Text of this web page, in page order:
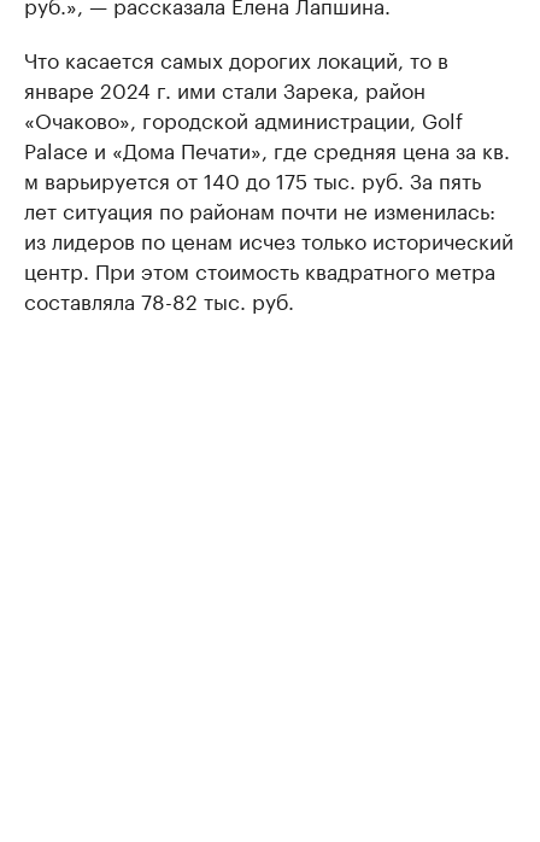
Что касается самых дорогих локаций, то в
январе 2024 г. ими стали Зарека, район
«Очаково», городской администрации, Golf
Palace и «Дома Печати», где средняя цена за кв.
м варьируется от 140 до 175 тыс. руб. За пять
лет ситуация по районам почти не изменилась:
из лидеров по ценам исчез только исторический
центр. При этом стоимость квадратного метра
составляла 78-82 тыс. руб.